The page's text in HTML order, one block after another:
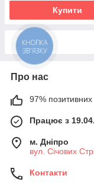
Купити
Про нас
97% позитивних
Працює з
м. Дніпро
вул. Січових
Контакти
КНОПКА
ЗВ'ЯЗКУ